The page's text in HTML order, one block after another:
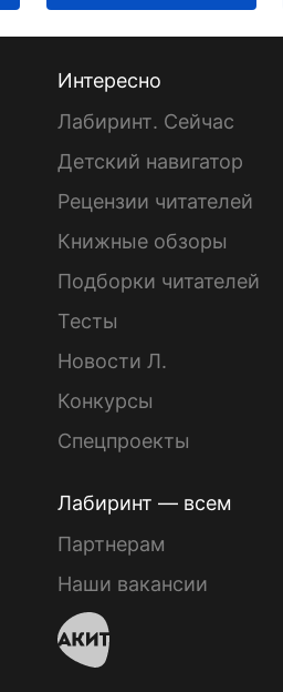
Интересно
Лабиринт. Сейчас
Детский навигатор
Рецензии читателей
Книжные обзоры
Подборки читателей
Тесты
Новости Л.
Конкурсы
Спецпроекты
Лабиринт — всем
Партнерам
Наши вакансии